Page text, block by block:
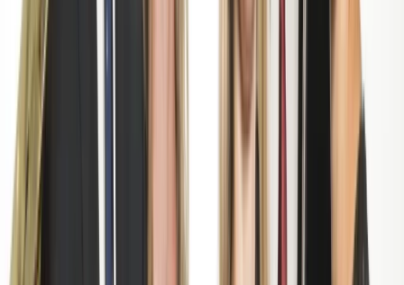
Subsidies